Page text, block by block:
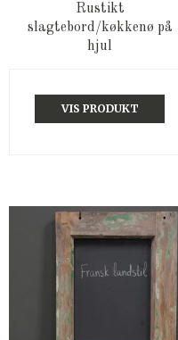
Rustikt
slagtebord/køkkenø på
hjul
VIS PRODUKT